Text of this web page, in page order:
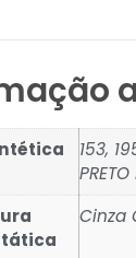
153,
Cinza